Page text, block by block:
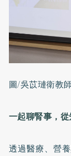
圖/吳苡璉衛教
一起聊腎事，
透過醫療、營